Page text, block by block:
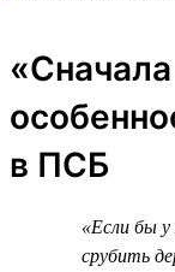
в ПСБ
«Если бы
срубить